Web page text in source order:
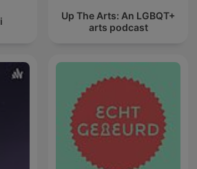
Up The Arts: An LGBQT+
arts podcast